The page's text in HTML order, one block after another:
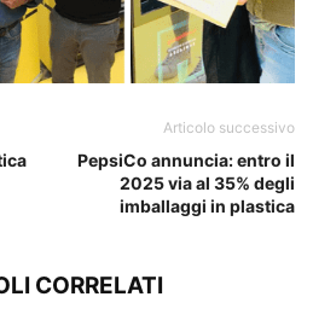
Articolo successivo
PepsiCo annuncia: entro il
2025 via al 35% degli
imballaggi in plastica
CORRELATI